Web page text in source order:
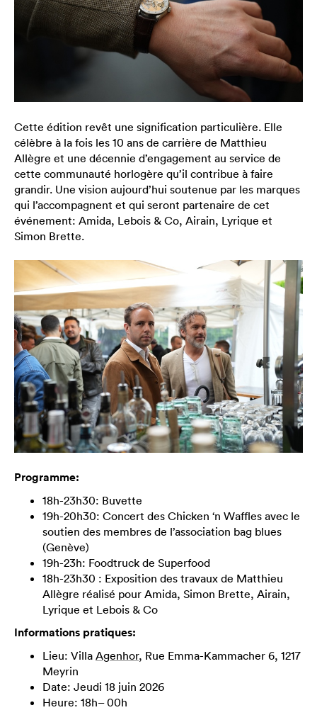
Cette édition revêt une signification particulière. Elle
célèbre à la fois les 10 ans de carrière de Matthieu
Allègre et une décennie d’engagement au service de
cette communauté horlogère qu’il contribue à faire
grandir. Une vision aujourd’hui soutenue par les marques
qui l’accompagnent et qui seront partenaire de cet
événement: Amida, Lebois & Co, Airain, Lyrique et
Simon Brette.
Programme:
18h-23h30: Buvette
19h-20h30: Concert des Chicken ‘n Waffles avec le
soutien des membres de l’association bag blues
(Genève)
19h-23h: Foodtruck de Superfood
18h-23h30 : Exposition des travaux de Matthieu
Allègre réalisé pour Amida, Simon Brette, Airain,
Lyrique et Lebois & Co
Informations pratiques:
Lieu: Villa Agenhor, Rue Emma-Kammacher 6, 1217
Meyrin
Date: Jeudi 18 juin 2026
Heure: 18h– 00h